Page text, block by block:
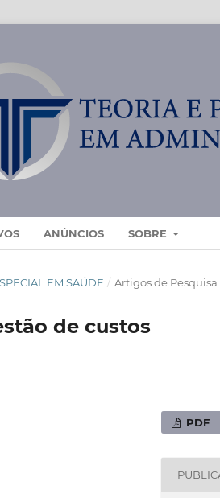
ANÚNCIOS SOBRE
EM SAÚDE / Artigos de Pesquisa
de custos
PDF